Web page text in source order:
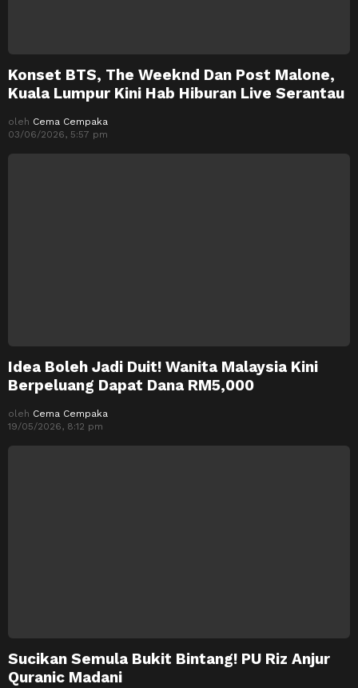
Konset BTS, The Weeknd Dan Post Malone,
Kuala Lumpur Kini Hab Hiburan Live Serantau
oleh Cema Cempaka
03/06/2026, 5:57 pm
Idea Boleh Jadi Duit! Wanita Malaysia Kini
Berpeluang Dapat Dana RM5,000
oleh Cema Cempaka
19/05/2026, 8:12 pm
Sucikan Semula Bukit Bintang! PU Riz Anjur
Quranic Madani